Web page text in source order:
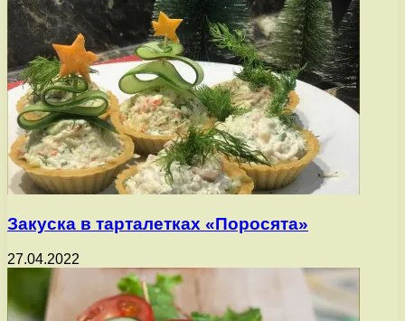
Закуска в тарталетках «Поросята»
27.04.2022